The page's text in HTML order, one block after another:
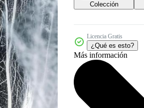
Colección
Licencia Gratis
¿Qué es esto?
Más información